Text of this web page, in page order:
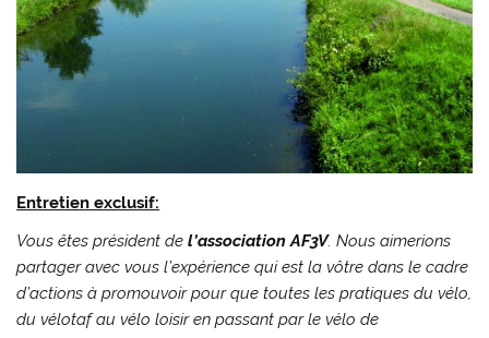
Entretien exclusif:
Vous êtes président del’association AF3V. Nous aimerions
partager avec vous l’expérience qui est la vôtre dans le cadre
d’actions à promouvoir pour que toutes les pratiques du vélo,
du vélotaf au vélo loisir en passant par le vélo de